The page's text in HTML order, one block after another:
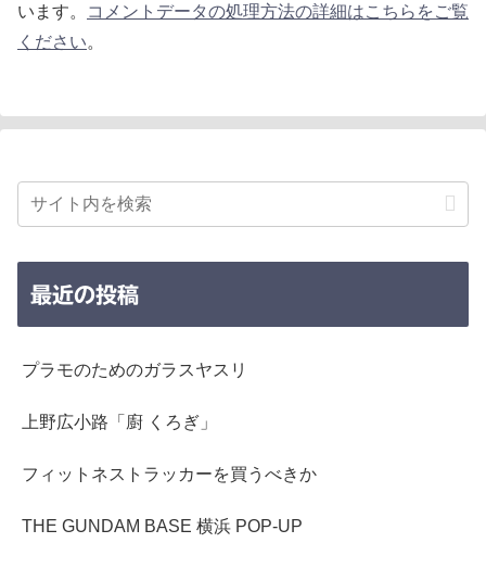
います。
コメントデータの処理方法の詳細はこちらをご覧
ください。
最近の投稿
プラモのためのガラスヤスリ
上野広小路「廚 くろぎ」
フィットネストラッカーを買うべきか
THE GUNDAM BASE 横浜 POP-UP